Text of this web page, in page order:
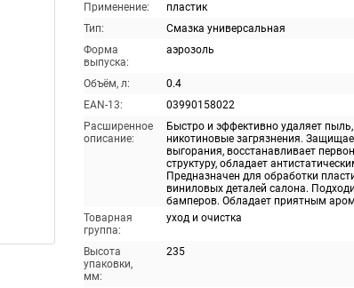
Применение:
пластик
Тип:
Смазка универсальная
Форма
выпуска:
аэрозоль
Объём, л:
0.4
EAN-13:
03990158022
Расширенное
описание:
Быстро и эффективно удаляет
никотиновые загрязнения.
выгорания, восстанавливает
структуру, обладает
Предназначен для обработки
виниловых деталей салона.
бамперов. Обладает приятным
Товарная
группа:
уход и очистка
Высота
упаковки,
мм:
235